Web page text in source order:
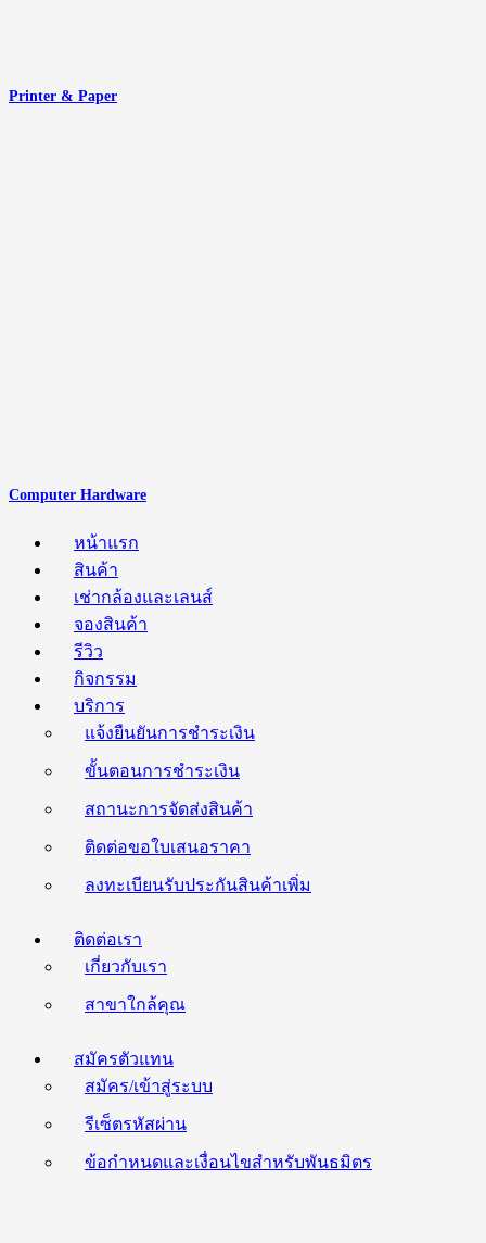
Printer & Paper
Computer Hardware
หน้าแรก
สินค้า
เช่ากล้องและเลนส์
จองสินค้า
รีวิว
กิจกรรม
บริการ
แจ้งยืนยันการชำระเงิน
ขั้นตอนการชำระเงิน
สถานะการจัดส่งสินค้า
ติดต่อขอใบเสนอราคา
ลงทะเบียนรับประกันสินค้าเพิ่ม
ติดต่อเรา
เกี่ยวกับเรา
สาขาใกล้คุณ
สมัครตัวแทน
สมัคร/เข้าสู่ระบบ
รีเซ็ตรหัสผ่าน
ข้อกำหนดและเงื่อนไขสำหรับพันธมิตร